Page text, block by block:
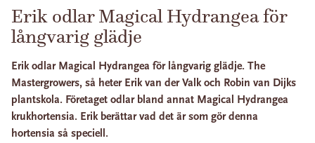
Erik odlar Magical Hydrangea för
långvarig glädje
Erik odlar Magical Hydrangea för långvarig glädje. The
Mastergrowers, så heter Erik van der Valk och Robin van Dijks
plantskola. Företaget odlar bland annat Magical Hydrangea
krukhortensia. Erik berättar vad det är som gör denna
hortensia så speciell.